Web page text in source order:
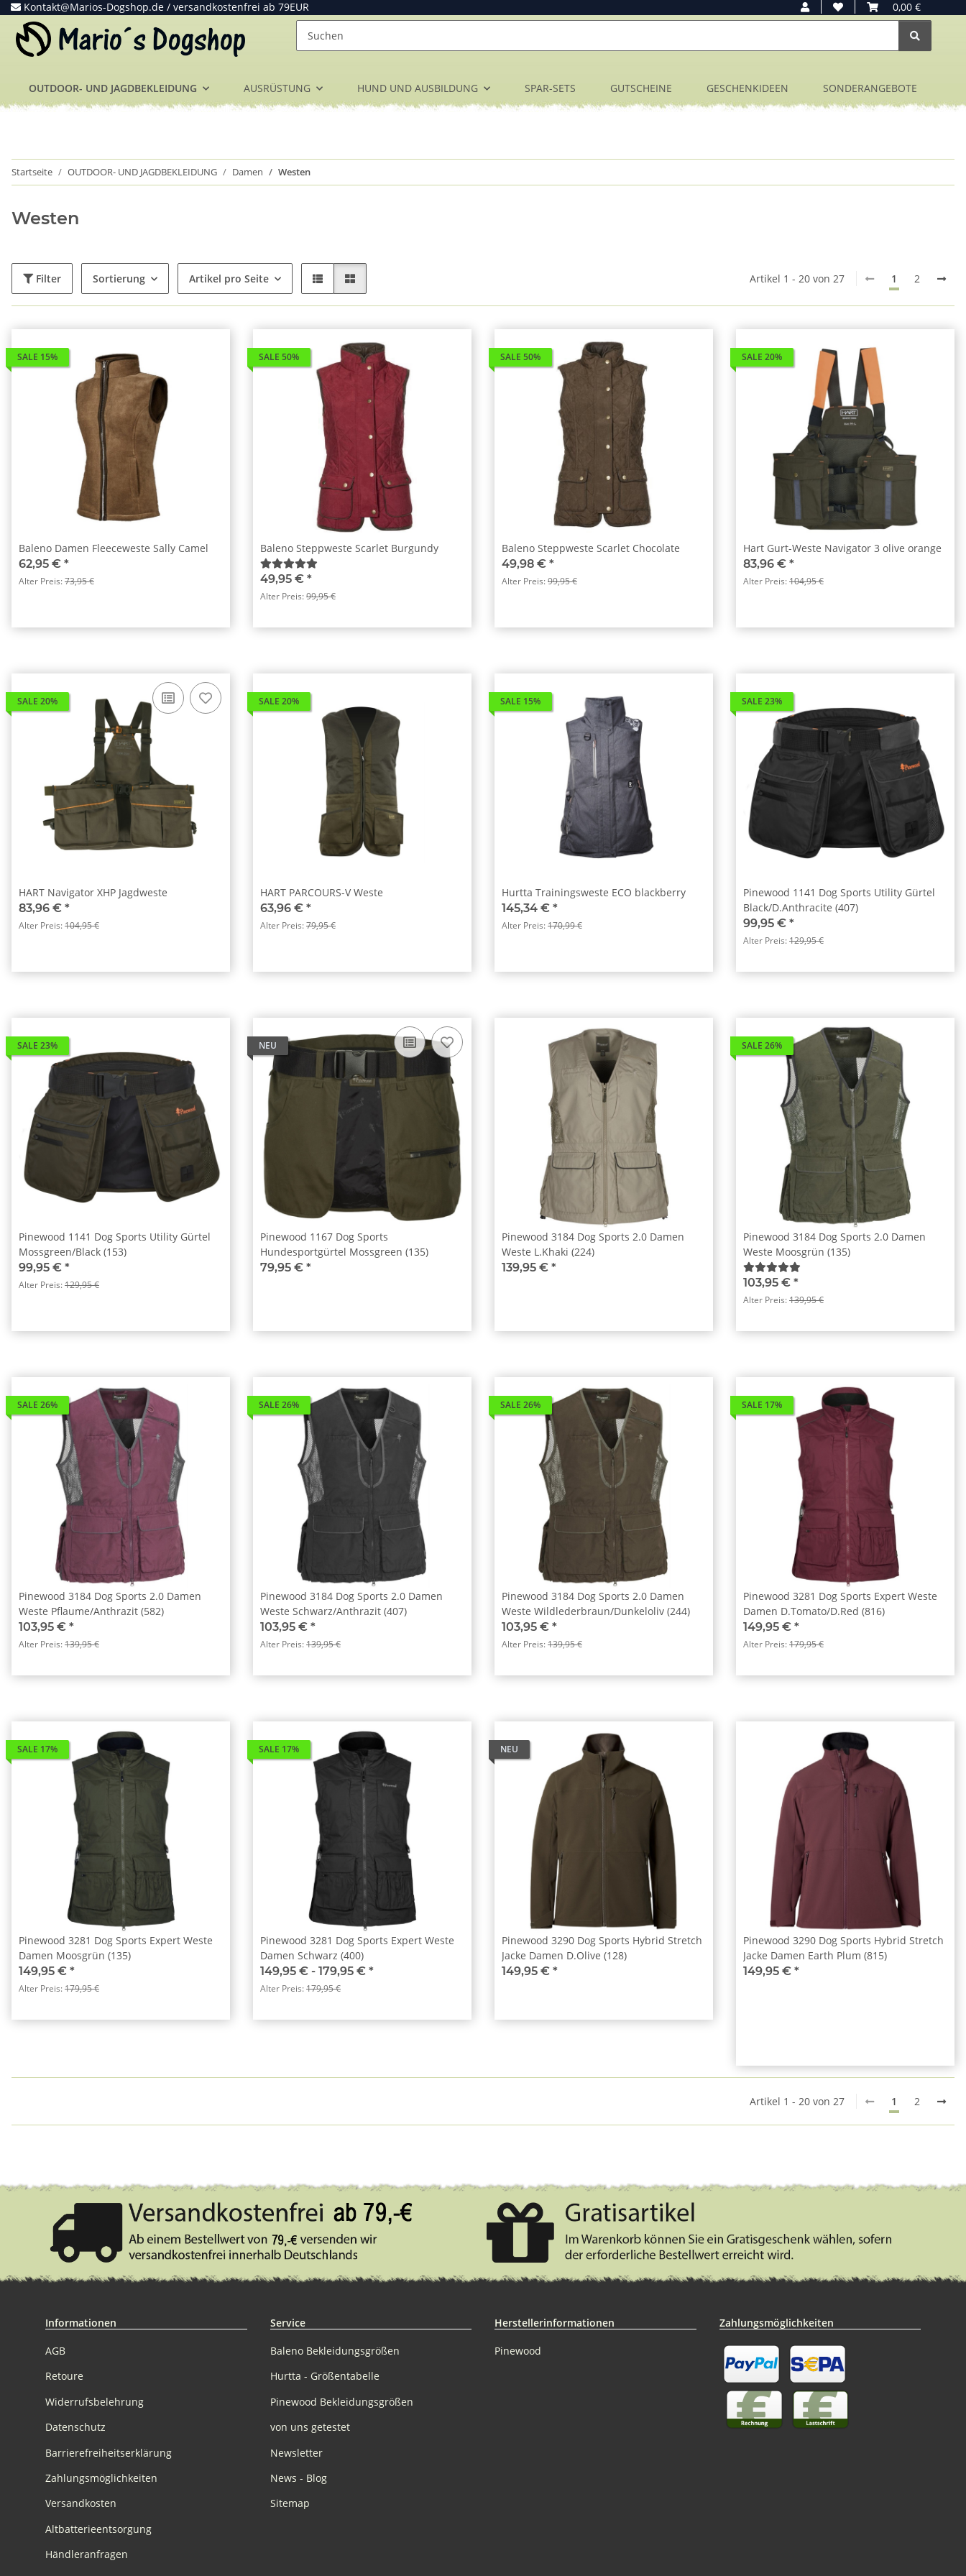
Kontakt@Marios-Dogshop.de / versandkostenfrei ab 79EUR 0,00 €
OUTDOOR- UND JAGDBEKLEIDUNG AUSRÜSTUNG HUND UND AUSBILDUNG SPAR-SETS GUTSCHEINE GESCHENKIDEEN SONDERANGEBOTE
Startseite OUTDOOR- UND JAGDBEKLEIDUNG Damen Westen
Westen
Filter Sortierung Artikel pro Seite Artikel 1 - 20 von 27 1 2
SALE 15%
Baleno Damen Fleeceweste Sally Camel
62,95 € *
Alter Preis:73,95 €
SALE 50%
Baleno Steppweste Scarlet Burgundy
49,95 € *
Alter Preis:99,95 €
SALE 50%
Baleno Steppweste Scarlet Chocolate
49,98 € *
Alter Preis:99,95 €
SALE 20%
Hart Gurt-Weste Navigator 3 olive orange
83,96 € *
Alter Preis:104,95 €
SALE 20%
HART Navigator XHP Jagdweste
83,96 € *
Alter Preis:104,95 €
SALE 20%
HART PARCOURS-V Weste
63,96 € *
Alter Preis:79,95 €
SALE 15%
Hurtta Trainingsweste ECO blackberry
145,34 € *
Alter Preis:170,99 €
SALE 23%
Pinewood 1141 Dog Sports Utility Gürtel
Black/D.Anthracite (407)
99,95 € *
Alter Preis:129,95 €
SALE 23%
Pinewood 1141 Dog Sports Utility Gürtel
Mossgreen/Black (153)
99,95 € *
Alter Preis:129,95 €
NEU
Pinewood 1167 Dog Sports
Hundesportgürtel Mossgreen (135)
79,95 € *
Pinewood 3184 Dog Sports 2.0 Damen
Weste L.Khaki (224)
139,95 € *
SALE 26%
Pinewood 3184 Dog Sports 2.0 Damen
Weste Moosgrün (135)
103,95 € *
Alter Preis:139,95 €
SALE 26%
Pinewood 3184 Dog Sports 2.0 Damen
Weste Pflaume/Anthrazit (582)
103,95 € *
Alter Preis:139,95 €
SALE 26%
Pinewood 3184 Dog Sports 2.0 Damen
Weste Schwarz/Anthrazit (407)
103,95 € *
Alter Preis:139,95 €
SALE 26%
Pinewood 3184 Dog Sports 2.0 Damen
Weste Wildlederbraun/Dunkeloliv (244)
103,95 € *
Alter Preis:139,95 €
SALE 17%
Pinewood 3281 Dog Sports Expert Weste
Damen D.Tomato/D.Red (816)
149,95 € *
Alter Preis:179,95 €
SALE 17%
Pinewood 3281 Dog Sports Expert Weste
Damen Moosgrün (135)
149,95 € *
Alter Preis:179,95 €
SALE 17%
Pinewood 3281 Dog Sports Expert Weste
Damen Schwarz (400)
149,95 € - 179,95 € *
Alter Preis:179,95 €
NEU
Pinewood 3290 Dog Sports Hybrid Stretch
Jacke Damen D.Olive (128)
149,95 € *
Pinewood 3290 Dog Sports Hybrid Stretch
Jacke Damen Earth Plum (815)
149,95 € *
Artikel 1 - 20 von 27 1 2
Informationen
AGB
Retoure
Widerrufsbelehrung
Datenschutz
Barrierefreiheitserklärung
Zahlungsmöglichkeiten
Versandkosten
Altbatterieentsorgung
Händleranfragen
Service
Baleno Bekleidungsgrößen
Hurtta - Größentabelle
Pinewood Bekleidungsgrößen
von uns getestet
Newsletter
News - Blog
Sitemap
Herstellerinformationen
Pinewood
Zahlungsmöglichkeiten